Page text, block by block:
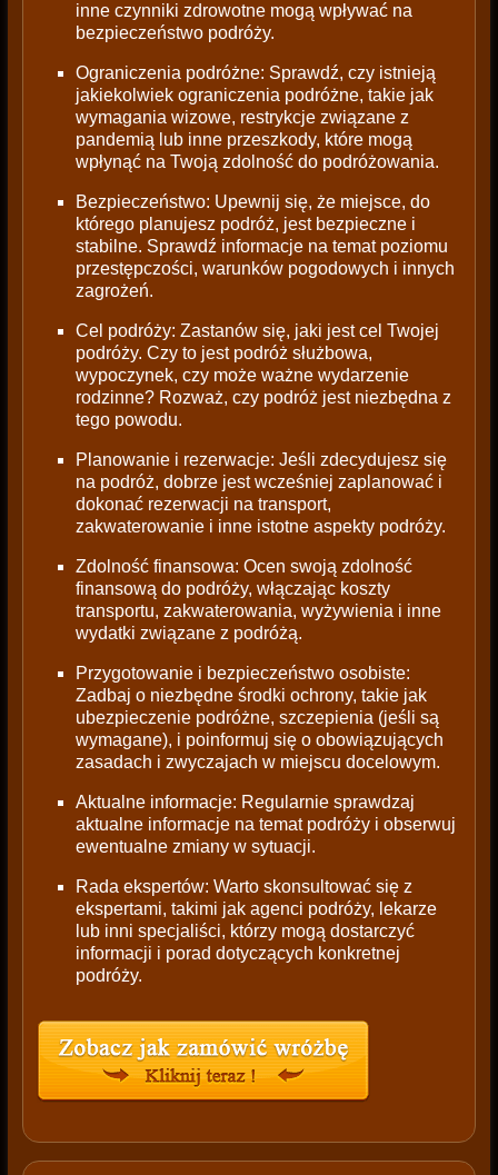
inne czynniki zdrowotne mogą wpływać na
bezpieczeństwo podróży.
Ograniczenia podróżne: Sprawdź, czy istnieją
jakiekolwiek ograniczenia podróżne, takie jak
wymagania wizowe, restrykcje związane z
pandemią lub inne przeszkody, które mogą
wpłynąć na Twoją zdolność do podróżowania.
Bezpieczeństwo: Upewnij się, że miejsce, do
którego planujesz podróż, jest bezpieczne i
stabilne. Sprawdź informacje na temat poziomu
przestępczości, warunków pogodowych i innych
zagrożeń.
Cel podróży: Zastanów się, jaki jest cel Twojej
podróży. Czy to jest podróż służbowa,
wypoczynek, czy może ważne wydarzenie
rodzinne? Rozważ, czy podróż jest niezbędna z
tego powodu.
Planowanie i rezerwacje: Jeśli zdecydujesz się
na podróż, dobrze jest wcześniej zaplanować i
dokonać rezerwacji na transport,
zakwaterowanie i inne istotne aspekty podróży.
Zdolność finansowa: Ocen swoją zdolność
finansową do podróży, włączając koszty
transportu, zakwaterowania, wyżywienia i inne
wydatki związane z podróżą.
Przygotowanie i bezpieczeństwo osobiste:
Zadbaj o niezbędne środki ochrony, takie jak
ubezpieczenie podróżne, szczepienia (jeśli są
wymagane), i poinformuj się o obowiązujących
zasadach i zwyczajach w miejscu docelowym.
Aktualne informacje: Regularnie sprawdzaj
aktualne informacje na temat podróży i obserwuj
ewentualne zmiany w sytuacji.
Rada ekspertów: Warto skonsultować się z
ekspertami, takimi jak agenci podróży, lekarze
lub inni specjaliści, którzy mogą dostarczyć
informacji i porad dotyczących konkretnej
podróży.